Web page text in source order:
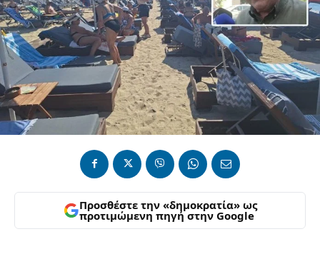
Προσθέστε την «δημοκρατία» ως
προτιμώμενη πηγή στην Google